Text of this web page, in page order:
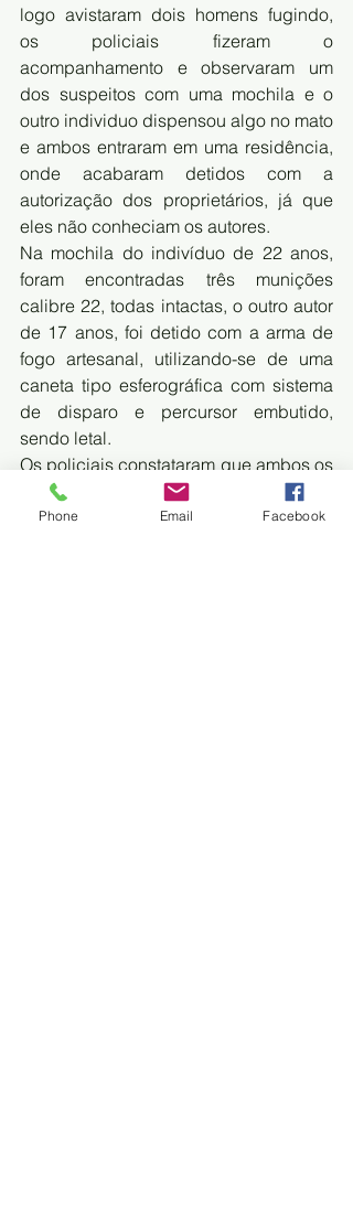
logo avistaram dois homens fugindo,
os policiais fizeram o
acompanhamento e observaram um
dos suspeitos com uma mochila e o
outro individuo dispensou algo no mato
e ambos entraram em uma residência,
onde acabaram detidos com a
autorização dos proprietários, já que
eles não conheciam os autores.
Na mochila do indivíduo de 22 anos,
foram encontradas três munições
calibre 22, todas intactas, o outro autor
de 17 anos, foi detido com a arma de
fogo artesanal, utilizando-se de uma
caneta tipo esferográfica com sistema
de disparo e percursor embutido,
sendo letal.
Os policiais constataram que ambos os
criminosos, são parentes da mulher
que ameaçou mãe e filha. Todos os
Phone Email Facebook